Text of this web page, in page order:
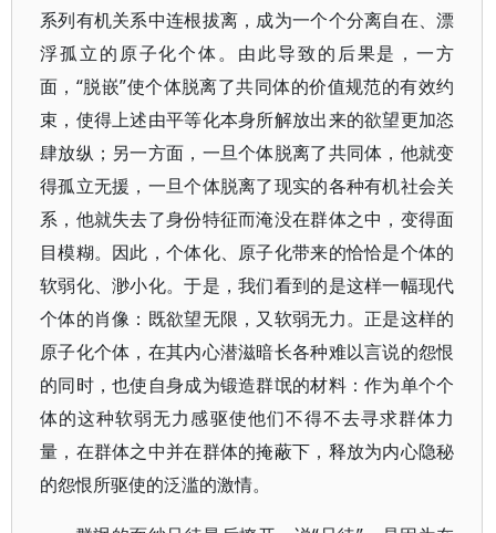
系列有机关系中连根拔离，成为一个个分离自在、漂
浮孤立的原子化个体。由此导致的后果是，一方
面，“脱嵌”使个体脱离了共同体的价值规范的有效约
束，使得上述由平等化本身所解放出来的欲望更加恣
肆放纵；另一方面，一旦个体脱离了共同体，他就变
得孤立无援，一旦个体脱离了现实的各种有机社会关
系，他就失去了身份特征而淹没在群体之中，变得面
目模糊。因此，个体化、原子化带来的恰恰是个体的
软弱化、渺小化。于是，我们看到的是这样一幅现代
个体的肖像：既欲望无限，又软弱无力。正是这样的
原子化个体，在其内心潜滋暗长各种难以言说的怨恨
的同时，也使自身成为锻造群氓的材料：作为单个个
体的这种软弱无力感驱使他们不得不去寻求群体力
量，在群体之中并在群体的掩蔽下，释放为内心隐秘
的怨恨所驱使的泛滥的激情。